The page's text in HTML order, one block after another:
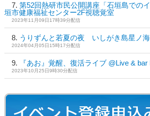
第52回熱研市民公開講座「石垣島での
垣市健康福祉センター2F視聴覚室
2023年11月09日17時39分配信
うりずんと若夏の夜 いしがき島星ノ
2024年04月05日15時17分配信
『あお』覚醒、復活ライブ @Live & bar
2023年10月25日9時30分配信